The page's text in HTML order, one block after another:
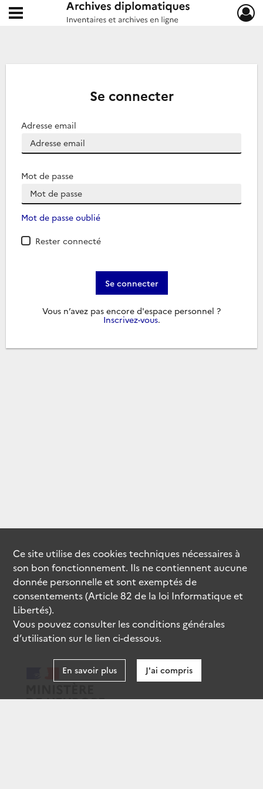
Archives diplomatiques
Ouvrir le menu déroulant
Se connecter
Adresse email
Mot de passe
Mot de passe oublié
Rester connecté
Se connecter
Vous n’avez pas encore d'espace personnel ?
Inscrivez-vous.
Ce site utilise descookiestechniques nécessaires à
son bon fonctionnement. Ils ne contiennent aucune
donnée personnelle et sont exemptés de
consentements (Article 82 de la loi Informatique et
Libertés).
Vous pouvez consulter les conditions générales
d’utilisation sur le lien ci-dessous.
En savoir plus J'ai compris